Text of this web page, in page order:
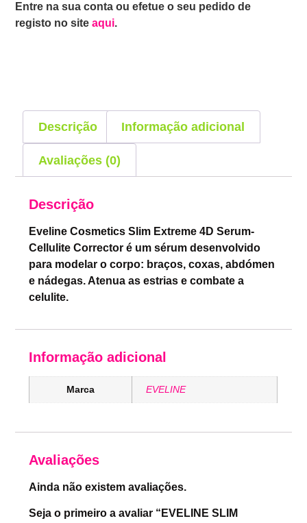
Entre na sua conta ou efetue o seu pedido de
registo no siteaqui.
Descrição Informação adicional
Avaliações (0)
Descrição
Eveline Cosmetics Slim Extreme 4D Serum-
Cellulite Corrector é um sérum desenvolvido
para modelar o corpo: braços, coxas, abdómen
e nádegas. Atenua as estrias e combate a
celulite.
Informação adicional
Marca EVELINE
Avaliações
Ainda não existem avaliações.
Seja o primeiro a avaliar “EVELINE SLIM